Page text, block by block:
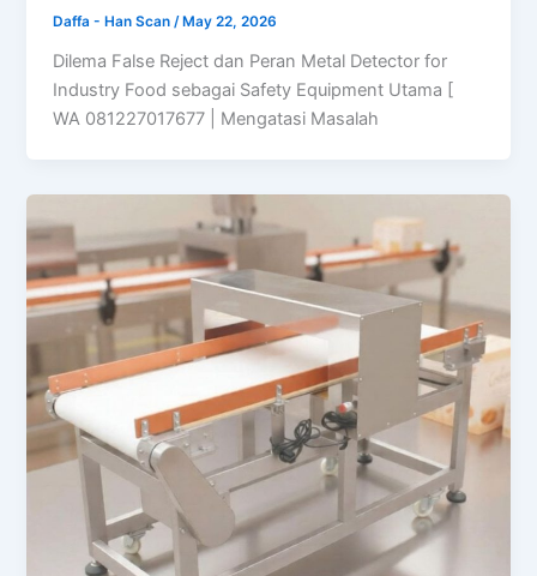
Daffa - Han Scan/ May 22, 2026
Dilema False Reject dan Peran Metal Detector for
Industry Food sebagai Safety Equipment Utama [
WA 081227017677 | Mengatasi Masalah